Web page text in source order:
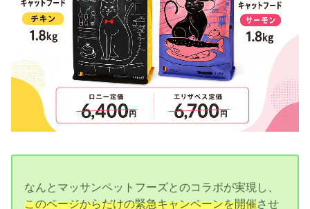
なんとマッサンペットフーズとのコラボが実現し、
このページからだけの緊急キャンペーンを開催させ